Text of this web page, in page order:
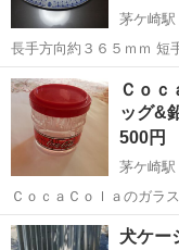
茅ケ崎駅
長手方向約３６５ｍｍ 短手方
ｏｔ Ｃｈｉｎａ 未使用美品 当方、パソコンでの対応になりますの
で、お問合せのメール返
い。
神奈川 茅ヶ崎市
Ｃｏｃ
ッグ&
500円
茅ケ崎駅
ＣｏｃａＣｏｌａのガラ
５ｃｍ（蓋付き） ８．０ｃｍ
使用 黒 横約３０ｃｍ 縦
神奈川 茅ヶ崎市
犬ケー